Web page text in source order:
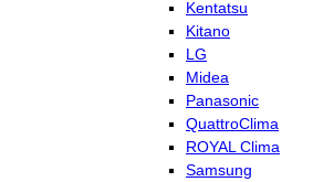
Kentatsu
Kitano
LG
Midea
Panasonic
QuattroClima
ROYAL Clima
Samsung